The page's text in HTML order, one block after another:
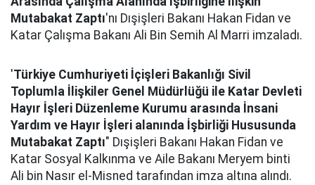
Mutabakat Zaptı'nı Dışişleri Bakanı Hakan Fidan ve
Katar Çalışma Bakanı Ali Bin Semih Al Marri imzaladı.
'Türkiye Cumhuriyeti İçişleri Bakanlığı Sivil
Toplumla İlişkiler Genel Müdürlüğü ile Katar Devleti
Hayır İşleri Düzenleme Kurumu arasında İnsani
Yardım ve Hayır İşleri alanında İşbirliği Hususunda
Mutabakat Zaptı" Dışişleri Bakanı Hakan Fidan ve
Katar Sosyal Kalkınma ve Aile Bakanı Meryem binti
Ali bin Nasır el-Misned tarafından imza altına alındı.